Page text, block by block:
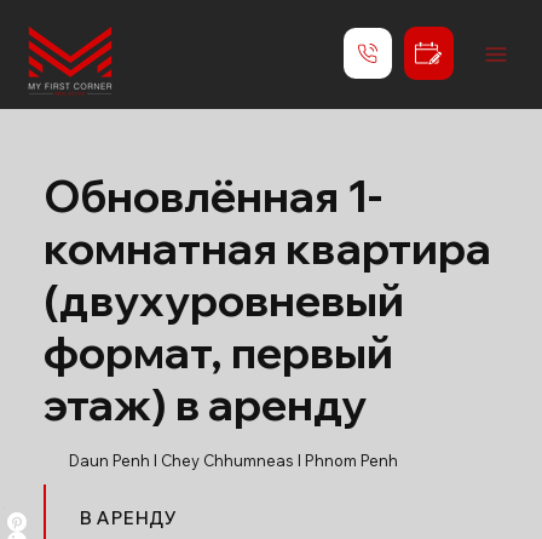
Обновлённая 1-
комнатная квартира
(двухуровневый
формат, первый
этаж) в аренду
Daun Penh l Chey Chhumneas l Phnom Penh
В АРЕНДУ